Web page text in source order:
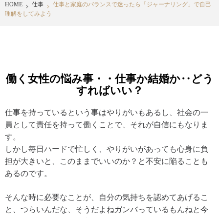
HOME 仕事
仕事と家庭のバランスで迷ったら「ジャーナリング」で自己
理解をしてみよう
働く女性の悩み事・・仕事か結婚か‥どう
すればいい？
仕事を持っているという事はやりがいもあるし、社会の一
員として責任を持って働くことで、それが自信にもなりま
す。
しかし毎日ハードで忙しく、やりがいがあっても心身に負
担が大きいと、このままでいいのか？と不安に陥ることも
あるのです。
そんな時に必要なことが、自分の気持ちを認めてあげるこ
と、つらいんだな、そうだよねガンバっているもんねと今